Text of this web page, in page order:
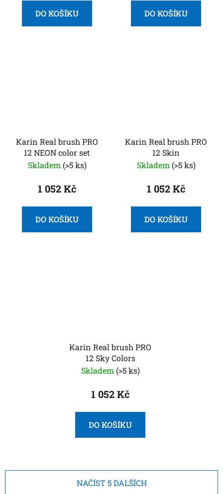
DO KOŠÍKU DO KOŠÍKU
Karin Real brush PRO
12 NEON color set
Skladem (>5 ks)
1 052 Kč
DO KOŠÍKU
Karin Real brush PRO
12 Skin
Skladem (>5 ks)
1 052 Kč
DO KOŠÍKU
Karin Real brush PRO
12 Sky Colors
Skladem (>5 ks)
1 052 Kč
DO KOŠÍKU
NAČÍST 5 DALŠÍCH